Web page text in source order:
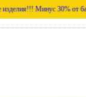
Минус 30% от базовой